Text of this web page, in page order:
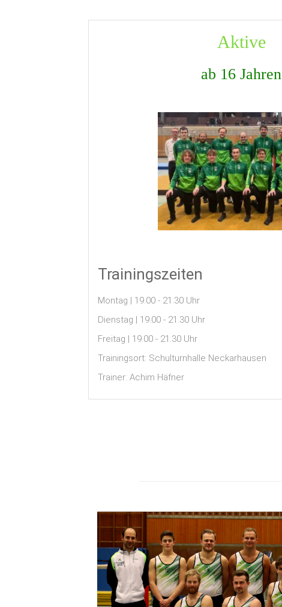
Aktive
ab 16 Jahren
Trainingszeiten
Montag | 19.00 - 21.30 Uhr
Dienstag | 19.00 - 21.30 Uhr
Freitag | 19.00 - 21.30 Uhr
Trainingsort: Schulturnhalle Neckarhausen
Trainer: Achim Häfner